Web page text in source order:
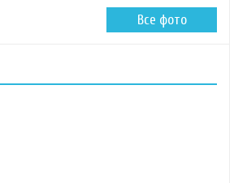
Все фото